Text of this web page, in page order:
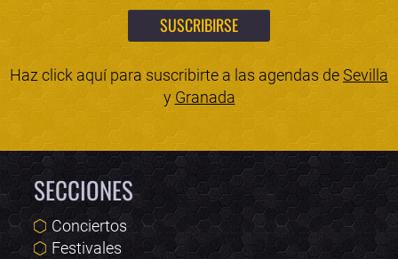
Haz click aquí para suscribirte a las agendas deSevilla
y Granada
SECCIONES
Conciertos
Festivales